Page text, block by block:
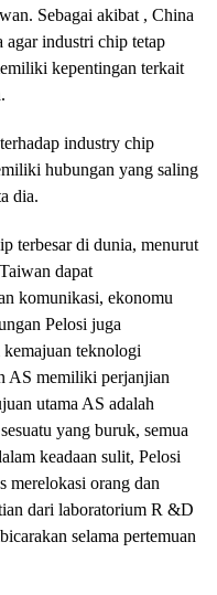
Sebagai akibat , China
agar industri chip tetap
kepentingan terkait
industry chip
hubungan yang saling
dia.
terbesar di dunia, menurut
dapat
komunikasi, ekonomu
Pelosi juga
teknologi
AS memiliki perjanjian
utama AS adalah
yang buruk, semua
keadaan sulit, Pelosi
merelokasi orang dan
dari laboratorium R &D
selama pertemuan